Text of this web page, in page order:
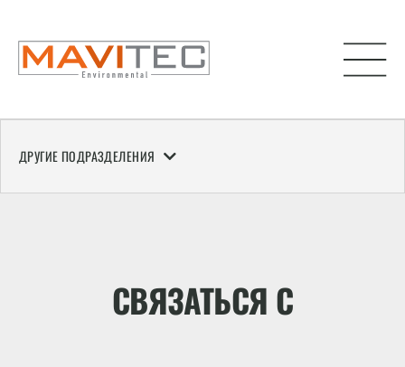
ДРУГИЕ ПОДРАЗДЕЛЕНИЯ
СВЯЗАТЬСЯ С